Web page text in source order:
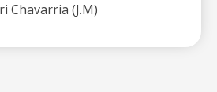
Chavarria (J.M)